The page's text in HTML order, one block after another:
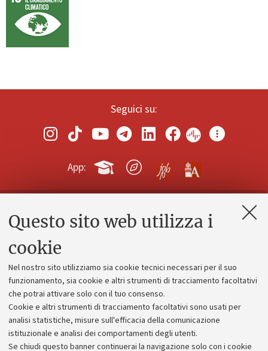
Questo sito web utilizza i
cookie
Nel nostro sito utilizziamo sia cookie tecnici necessari per il suo
funzionamento, sia cookie e altri strumenti di tracciamento facoltativi
che potrai attivare solo con il tuo consenso.
Cookie e altri strumenti di tracciamento facoltativi sono usati per
analisi statistiche, misure sull'efficacia della comunicazione
istituzionale e analisi dei comportamenti degli utenti.
Se chiudi questo banner continuerai la navigazione solo con i cookie
Seguici su:
App:
Contatti e PEC
Alumni community
Piano strategico
Bilanci
Donazioni e 5x1000